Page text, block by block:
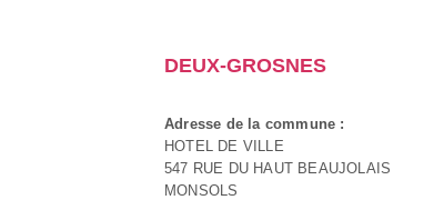
DEUX-GROSNES
Adresse de la commune :
HOTEL DE VILLE
547 RUE DU HAUT BEAUJOLAIS
MONSOLS